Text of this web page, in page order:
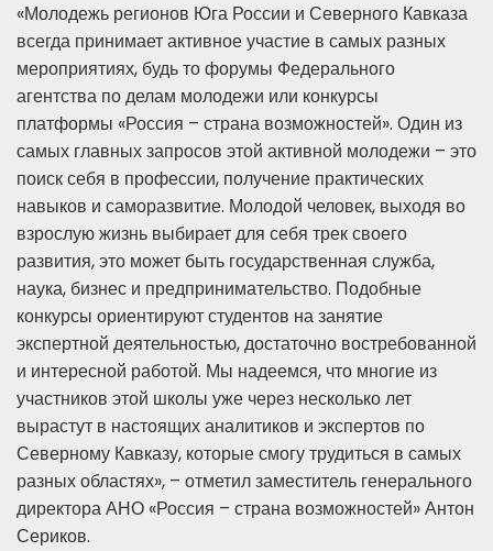
«Молодежь регионов Юга России и Северного Кавказа
всегда принимает активное участие в самых разных
мероприятиях, будь то форумы Федерального
агентства по делам молодежи или конкурсы
платформы «Россия – страна возможностей». Один из
самых главных запросов этой активной молодежи – это
поиск себя в профессии, получение практических
навыков и саморазвитие. Молодой человек, выходя во
взрослую жизнь выбирает для себя трек своего
развития, это может быть государственная служба,
наука, бизнес и предпринимательство. Подобные
конкурсы ориентируют студентов на занятие
экспертной деятельностью, достаточно востребованной
и интересной работой. Мы надеемся, что многие из
участников этой школы уже через несколько лет
вырастут в настоящих аналитиков и экспертов по
Северному Кавказу, которые смогу трудиться в самых
разных областях», – отметил заместитель генерального
директора АНО «Россия – страна возможностей» Антон
Сериков.